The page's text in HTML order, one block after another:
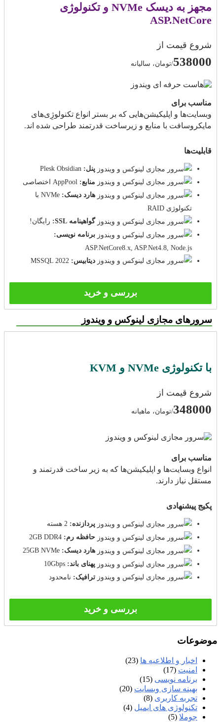
مجهز به دیسک NVMe و تکنولوژی
ASP.NetCore
شروع قیمت از
538000/تومان، سالیانه
مناسب برای
وبسایت‌ها و اپلیکیشن‌هایی که بر بستر انواع تکنولوژِی‌های
مایکروسافت با منابع و زیرساخت قدرتمند طراحی شده اند.
قابلیت‌ها
پنل:
منابع:
هارد دیسک:
NVMe با
تکنولوژی RAID
گواهینامه SSL:
رایگان!
برنامه نویسی:
ASP.NetCore8.x, ASP.Net4.8, Node.js
دیتابیس: MSSQL 2022
بررسی و خرید
سرورهای مجازی لینوکس و ویندوز
با تکنولوژی NVMe و KVM
شروع قیمت از
348000/تومان، ماهیانه
مناسب برای
انواع وبسایت‌ها و اپلیکیشن‌ها که به زیر ساخت قدرتمند و
مستقل نیاز دارند.
پکیج پیشنهادی
پردازنده:
حافظه رم:
هارد دیسک:
پهنای باند:
ترافیک: نامحدود
بررسی و خرید
موضوعات
اخبار و اطلاعیه ها (23)
امنیت (17)
برنامه نویسی (15)
بهینه سازی وبسایت (20)
تجربه کاربری (8)
تکنولوژی های ایمیل (4)
جوملا (5)